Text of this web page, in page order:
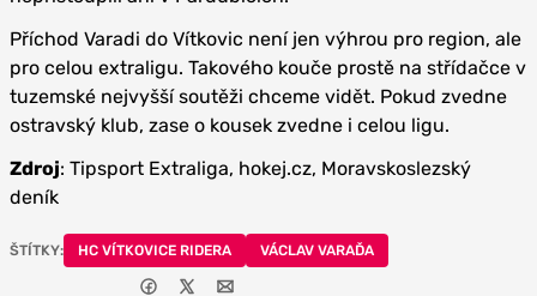
Příchod Varadi do Vítkovic není jen výhrou pro region, ale
pro celou extraligu. Takového kouče prostě na střídačce v
tuzemské nejvyšší soutěži chceme vidět. Pokud zvedne
ostravský klub, zase o kousek zvedne i celou ligu.
Zdroj: Tipsport Extraliga, hokej.cz, Moravskoslezský
deník
ŠTÍTKY: HC VÍTKOVICE RIDERA VÁCLAV VARAĎA